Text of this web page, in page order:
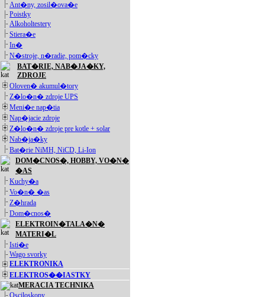
Ant�ny, zosil�ova�e
Poistky
Alkoholtestery
Stiera�e
In�
N�stroje, n�radie, pom�cky
BAT�RIE, NAB�JA�KY,
ZDROJE
Oloven� akumul�tory
Z�lo�n� zdroje UPS
Meni�e nap�tia
Nap�jacie zdroje
Z�lo�n� zdroje pre kotle + solar
Nab�ja�ky
Bat�rie NiMH, NiCD, Li-Ion
DOM�CNOS�, HOBBY, VO�N�
�AS
Kuchy�a
Vo�n� �as
Z�hrada
Dom�cnos�
ELEKTROIN�TALA�N�
MATERI�L
Isti�e
Wago svorky
ELEKTRONIKA
ELEKTROS��IASTKY
MERACIA TECHNIKA